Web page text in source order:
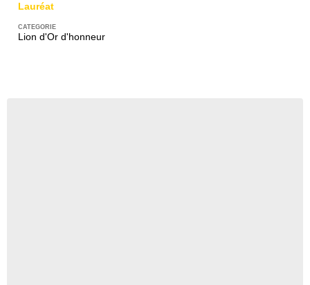
Lauréat
Lion d'Or d'honneur